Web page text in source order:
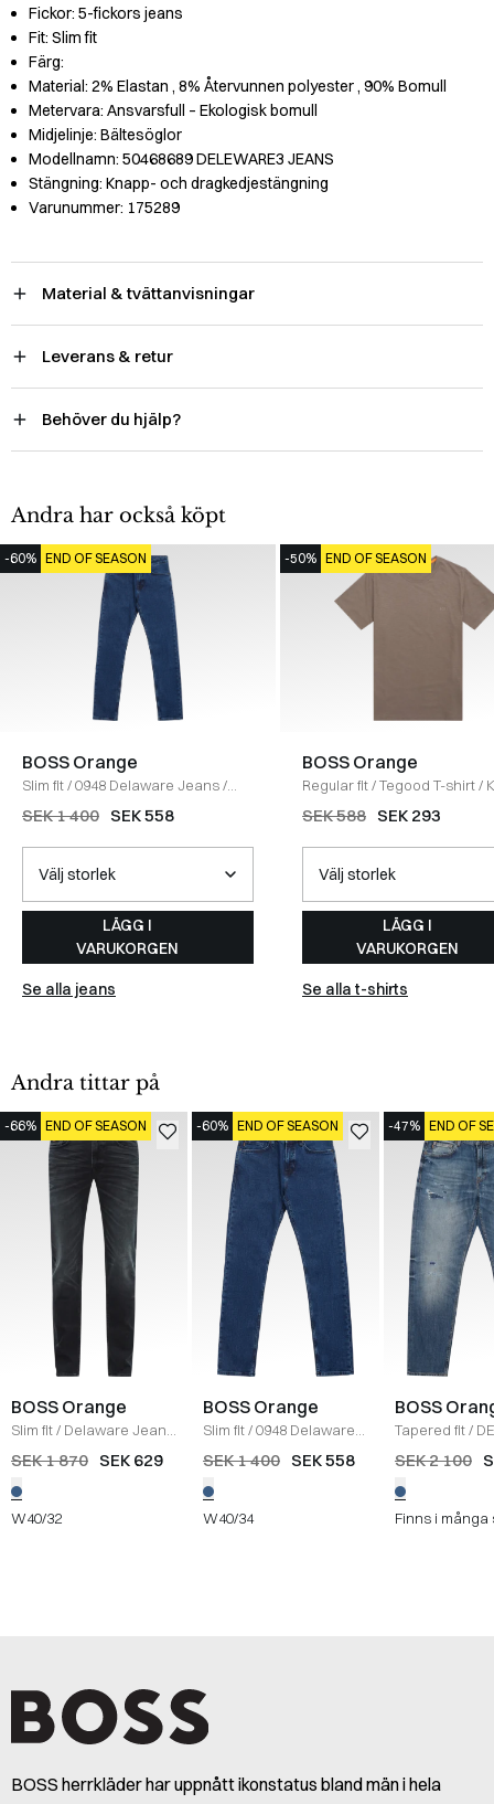
Fickor: 5-fickors jeans
Fit: Slim fit
Färg:
Material: 2% Elastan , 8% Återvunnen polyester, 90% Bomull
Metervara: Ansvarsfull – Ekologisk bomull
Midjelinje: Bältesöglor
Modellnamn: 50468689 DELEWARE3 JEANS
Stängning: Knapp- och dragkedjestängning
Varunummer: 175289
Material & tvättanvisningar
Leverans & retur
Behöver du hjälp?
Andra har också köpt
-60% END OF SEASON
BOSS Orange
Slim fit/0948 Delaware Jeans/
DENIM
SEK 1 400 SEK 558
LÄGG I
VARUKORGEN
Se alla jeans
-50% END OF SEASON
BOSS Orange
Regular fit/Tegood T-shirt/
SEK 588 SEK 293
LÄGG I
VARUKORGEN
Se alla t-shirts
Andra tittar på
-66% END OF SEASON
BOSS Orange
Slim fit/ Delaware Jeans
/ DENIM
SEK 1 870 SEK 629
W40/32
-60% END OF SEASON
BOSS Orange
Slim fit/0948 Delaware
Jeans
DENIM
SEK 1 400 SEK 558
W40/34
-47% END OF
BOSS
Tapered fit/
SEK 2 100
Finns i
BOSS herrkläder har uppnått ikonstatus bland män i hela